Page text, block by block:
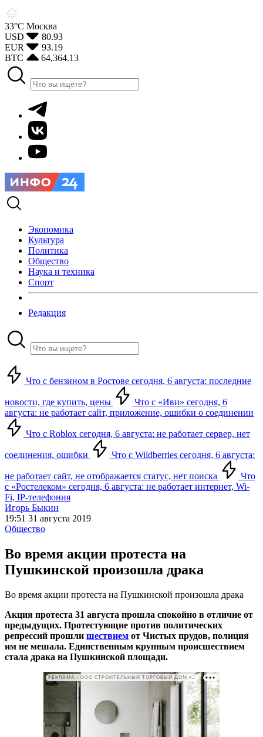
33°С Москва
USD
80.93
EUR
93.19
BTC
64,364.13
Экономика
Культура
Политика
Общество
Наука и техника
Спорт
Редакция
Что с бензином в Ростове сегодня, 6 августа: последние
новости, где купить, цены
Что с «Иви» сегодня, 6
августа: не работает сайт, приложение, ошибки о соединении
Что с Roblox сегодня, 6 августа: не работает сервер, нет
соединения, ошибки Что с Wildberries сегодня, 6 августа:
не работает сайт, не отображается статус, нет поиска
Что
с «Ростелеком» сегодня, 6 августа: не работает интернет, Wi-
Fi, IP-телефония
Игорь Быкин
19:51 31 августа 2019
Общество
Во время акции протеста на
Пушкинской произошла драка
Во время акции протеста на Пушкинской произошла драка
Акция протеста 31 августа прошла спокойно в отличие от
предыдущих. Протестующие против политических
репрессий прошли шествием от Чистых прудов, полиция
им не мешала. Единственным крупным происшествием
стала драка на Пушкинской площади.
РЕКЛАМА • ООО СТРОИТЕЛЬНЫЙ ТОРГОВЫЙ ДОМ «ПЕТРОВИЧ». ИНН: 7802348846